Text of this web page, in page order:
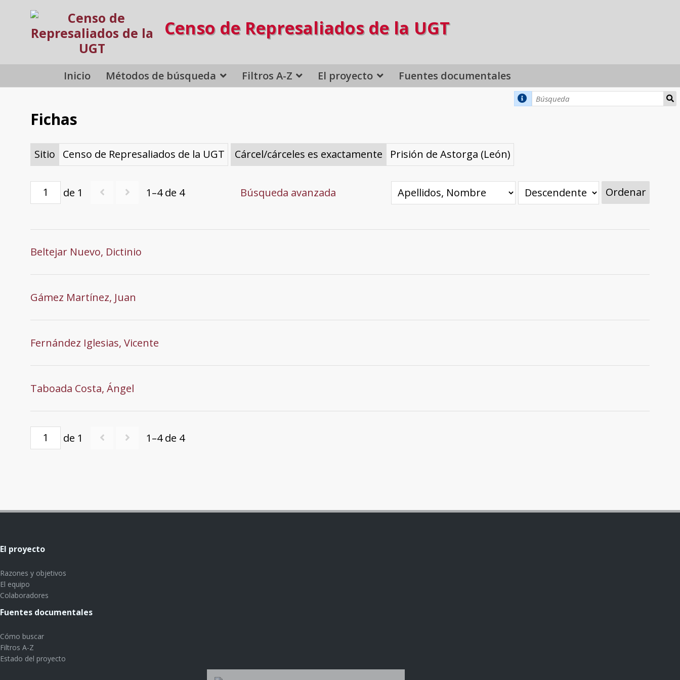
Censo de Represaliados de la UGT
Inicio Métodos de búsqueda Filtros A-Z El proyecto Fuentes documentales
Fichas
Sitio Censo de Represaliados de la UGT Cárcel/cárceles es exactamente Prisión de Astorga (León)
de 1 1–4 de 4 Búsqueda avanzada Ordenar
Beltejar Nuevo, Dictinio
Gámez Martínez, Juan
Fernández Iglesias, Vicente
Taboada Costa, Ángel
de 1 1–4 de 4
El proyecto
Razones y objetivos
El equipo
Colaboradores
Fuentes documentales
Cómo buscar
Filtros A-Z
Estado del proyecto